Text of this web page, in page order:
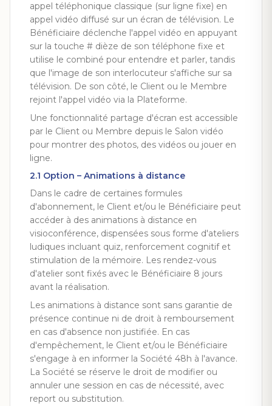
appel téléphonique classique (sur ligne fixe) en
appel vidéo diffusé sur un écran de télévision. Le
Bénéficiaire déclenche l'appel vidéo en appuyant
sur la touche # dièze de son téléphone fixe et
utilise le combiné pour entendre et parler, tandis
que l'image de son interlocuteur s'affiche sur sa
télévision. De son côté, le Client ou le Membre
rejoint l'appel vidéo via la Plateforme.
Une fonctionnalité partage d'écran est accessible
par le Client ou Membre depuis le Salon vidéo
pour montrer des photos, des vidéos ou jouer en
ligne.
2.1 Option – Animations à distance
Dans le cadre de certaines formules
d'abonnement, le Client et/ou le Bénéficiaire peut
accéder à des animations à distance en
visioconférence, dispensées sous forme d'ateliers
ludiques incluant quiz, renforcement cognitif et
stimulation de la mémoire. Les rendez-vous
d'atelier sont fixés avec le Bénéficiaire 8 jours
avant la réalisation.
Les animations à distance sont sans garantie de
présence continue ni de droit à remboursement
en cas d'absence non justifiée. En cas
d'empêchement, le Client et/ou le Bénéficiaire
s'engage à en informer la Société 48h à l'avance.
La Société se réserve le droit de modifier ou
annuler une session en cas de nécessité, avec
report ou substitution.